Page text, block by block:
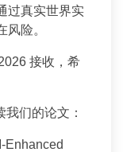
过真实世界实
险。
接收，希
们的论文：
Enhanced